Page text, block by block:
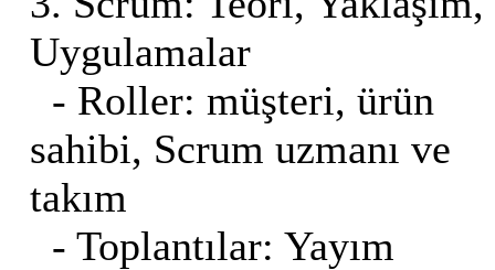
Uygulamalar
- Roller: müşteri, ürün
sahibi, Scrum uzmanı ve
takım
- Toplantılar: Yayım